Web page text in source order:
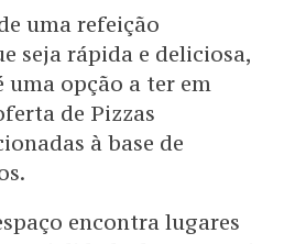
uma refeição
seja rápida e deliciosa,
uma opção a ter em
de Pizzas
à base de
encontra lugares